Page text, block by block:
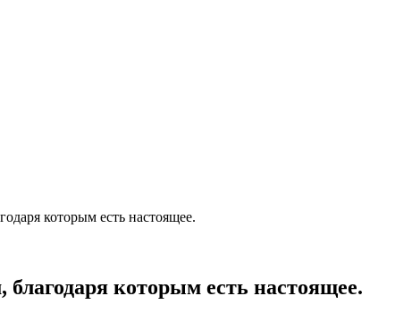
которым есть настоящее.
которым есть настоящее.